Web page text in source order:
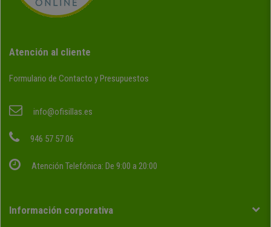
Atención al cliente
Formulario de Contacto y Presupuestos
info@ofisillas.es
946 57 57 06
Atención Telefónica: De 9:00 a 20:00
Información corporativa